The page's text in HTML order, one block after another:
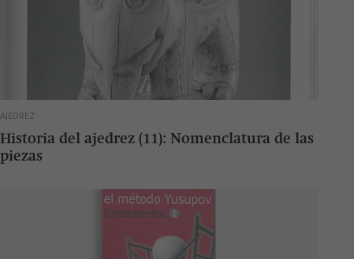
AJEDREZ
Historia del ajedrez (11): Nomenclatura de las
piezas